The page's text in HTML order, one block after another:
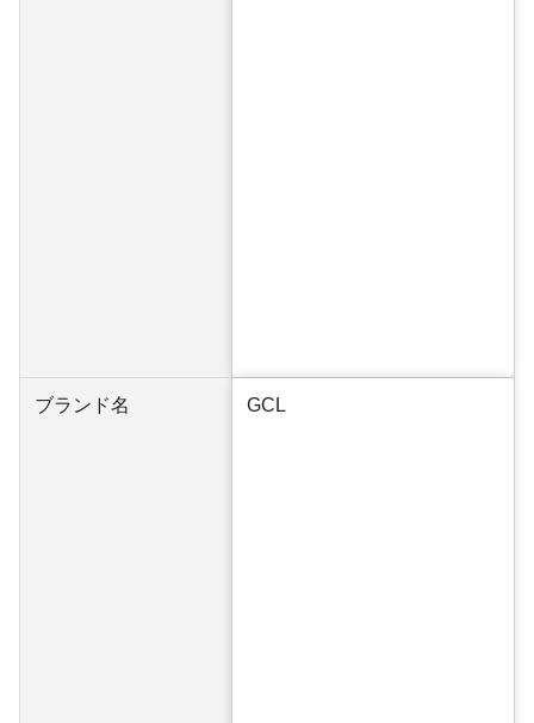
ブランド名 GCL